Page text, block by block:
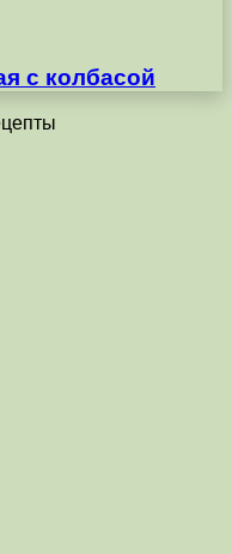
с колбасой